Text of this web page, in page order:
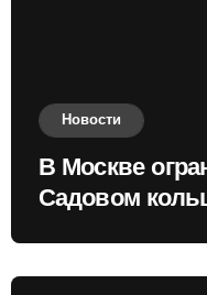
Новости
В Москве
Садовом